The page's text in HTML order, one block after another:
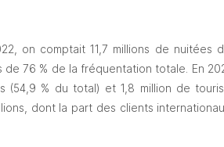
on comptait 11,7 millions de
76 % de la fréquentation totale. En
(54,9 % du total) et 1,8 million de
dont la part des clients